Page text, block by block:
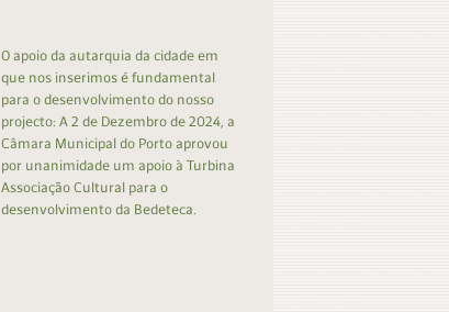
O apoio da autarquia da cidade em
que nos inserimos é fundamental
para o desenvolvimento do nosso
projecto: A 2 de Dezembro de 2024, a
Câmara Municipal do Porto aprovou
por unanimidade um apoio à Turbina
Associação Cultural para o
desenvolvimento da Bedeteca.